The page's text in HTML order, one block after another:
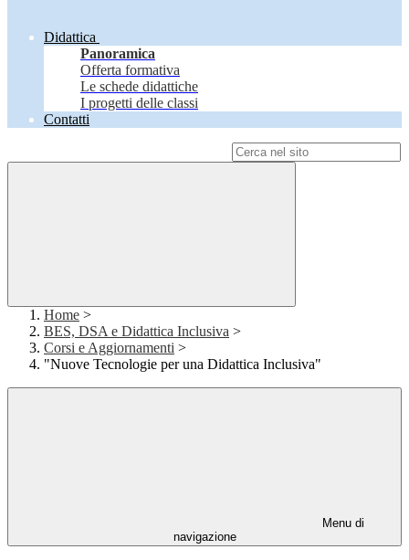
Didattica
Panoramica
Offerta formativa
Le schede didattiche
I progetti delle classi
Contatti
Home >
BES, DSA e Didattica Inclusiva >
Corsi e Aggiornamenti >
"Nuove Tecnologie per una Didattica Inclusiva"
Menu di
navigazione